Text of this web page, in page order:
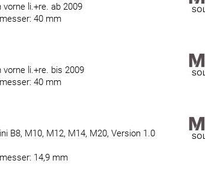
li.+re. ab 2009
40 mm
li.+re. bis 2009
40 mm
B8, M10, M12, M14, M20, Version 1.0
14,9 mm